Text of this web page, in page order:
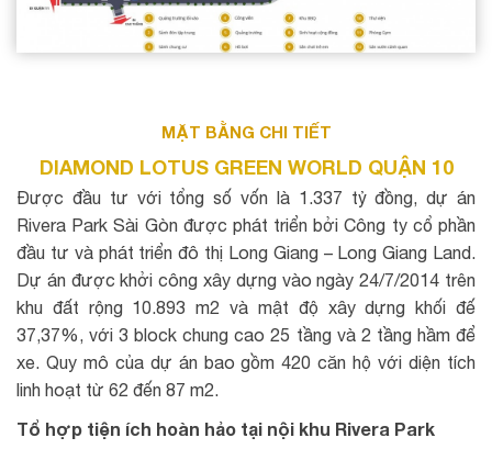
MẶT BẰNG CHI TIẾT
DIAMOND LOTUS GREEN WORLD QUẬN 10
Được đầu tư với tổng số vốn là 1.337 tỷ đồng, dự án
Rivera Park Sài Gòn được phát triển bởi Công ty cổ phần
đầu tư và phát triển đô thị Long Giang – Long Giang Land.
Dự án được khởi công xây dựng vào ngày 24/7/2014 trên
khu đất rộng 10.893 m2 và mật độ xây dựng khối đế
37,37%, với 3 block chung cao 25 tầng và 2 tầng hầm để
xe. Quy mô của dự án bao gồm 420 căn hộ với diện tích
linh hoạt từ 62 đến 87 m2.
Tổ hợp tiện ích hoàn hảo tại nội khu Rivera Park